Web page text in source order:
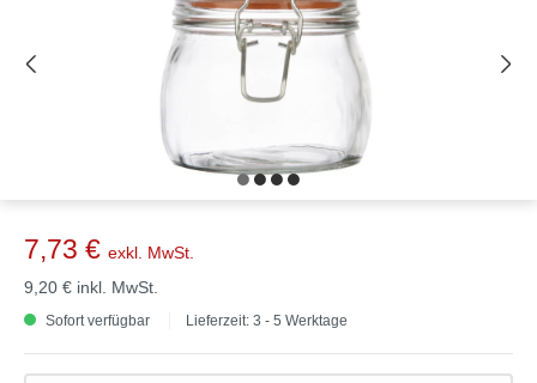
7,73 € exkl. MwSt.
9,20 € inkl. MwSt.
Sofort verfügbar Lieferzeit: 3 - 5 Werktage